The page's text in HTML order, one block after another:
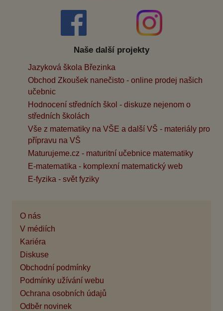
Naše další projekty
Jazyková škola Březinka
Obchod Zkoušek nanečisto - online prodej našich
učebnic
Hodnocení středních škol - diskuze nejenom o
středních školách
Vše z matematiky na VŠE a další VŠ - materiály pro
přípravu na VŠ
Maturujeme.cz - maturitní učebnice matematiky
E-matematika - komplexní matematický web
E-fyzika - svět fyziky
O nás
V médiích
Kariéra
Diskuse
Obchodní podmínky
Podmínky užívání webu
Ochrana osobních údajů
Odběr novinek